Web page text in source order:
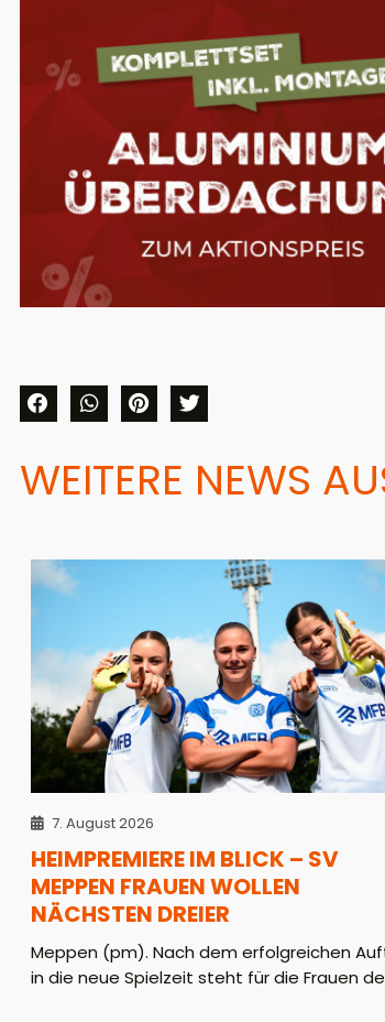
WEITERE NEWS
7. August 2026
HEIMPREMIERE IM BLICK – SV
MEPPEN FRAUEN WOLLEN
NÄCHSTEN DREIER
Meppen (pm). Nach dem erfolgreichen
in die neue Spielzeit steht für die Frauen